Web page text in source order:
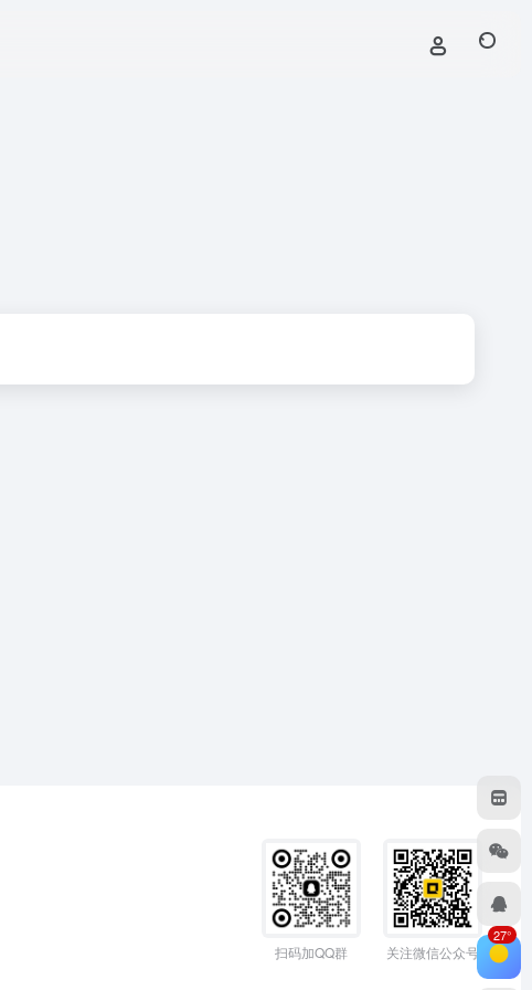
扫码加QQ群 关注微信公众号
27°